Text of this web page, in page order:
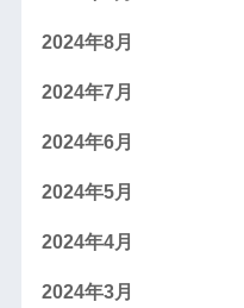
2024年8月
2024年7月
2024年6月
2024年5月
2024年4月
2024年3月